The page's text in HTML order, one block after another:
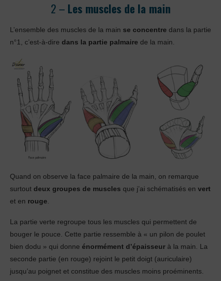
2 – Les muscles de la main
L’ensemble des muscles de la main se concentre dans la partie
n°1, c’est-à-dire dans la partie palmaire de la main.
Quand on observe la face palmaire de la main, on remarque
surtout deux groupes de muscles que j’ai schématisés en vert
et en rouge
La partie verte regroupe tous les muscles qui permettent de
bouger le pouce. Cette partie ressemble à « un pilon de poulet
bien dodu » qui donne énormément d’épaisseur à la main. La
seconde partie (en rouge) rejoint le petit doigt (auriculaire)
jusqu’au poignet et constitue des muscles moins proéminents.